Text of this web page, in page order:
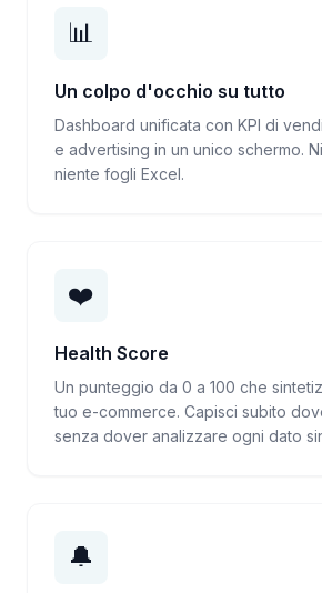
📊
Un colpo d'occhio su tutto
Dashboard unificata con KPI di
e advertising in un unico schermo.
niente fogli Excel.
❤️
Health Score
Un punteggio da 0 a 100 che
tuo e-commerce. Capisci subito
senza dover analizzare ogni dato
🔔